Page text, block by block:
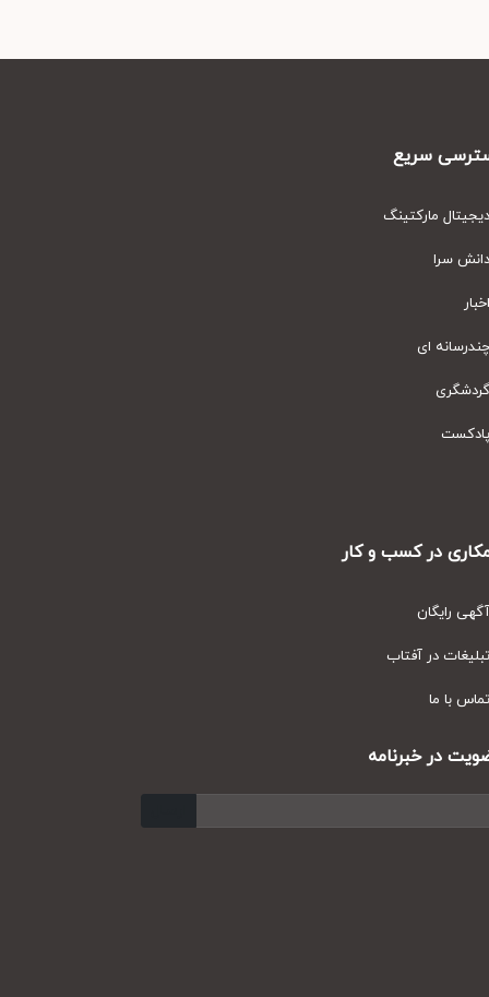
سریع
مارکتینگ
سرا
ای
در کسب و کار
رایگان
در آفتاب
با ما
در خبرنامه